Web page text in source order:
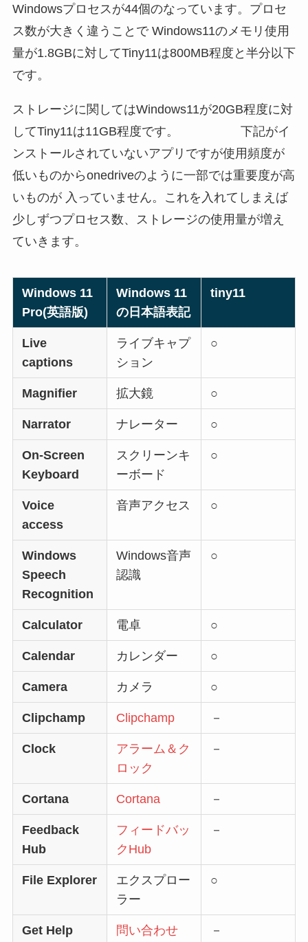
Windowsプロセスが44個のなっています。プロセ
ス数が大きく違うことで Windows11のメモリ使用
量が1.8GBに対してTiny11は800MB程度と半分以下
です。
ストレージに関してはWindows11が20GB程度に対
してTiny11は11GB程度です。 下記がイ
ンストールされていないアプリですが使用頻度が
低いものからonedriveのように一部では重要度が高
いものが 入っていません。これを入れてしまえば
少しずつプロセス数、ストレージの使用量が増え
ていきます。
Windows 11
Pro(英語版)
Windows 11
の日本語表記
tiny11
Live
captions
ライブキャプ
ション
○
Magnifier 拡大鏡 ○
Narrator ナレーター ○
On-Screen
Keyboard
スクリーンキ
ーボード
○
Voice
access
音声アクセス ○
Windows
Speech
Recognition
Windows音声
認識
○
Calculator 電卓 ○
Calendar カレンダー ○
Camera カメラ ○
Clipchamp Clipchamp －
Clock
アラーム＆ク
ロック
－
Cortana Cortana －
Feedback
Hub
フィードバッ
クHub
－
File Explorer
エクスプロー
ラー
○
Get Help 問い合わせ －